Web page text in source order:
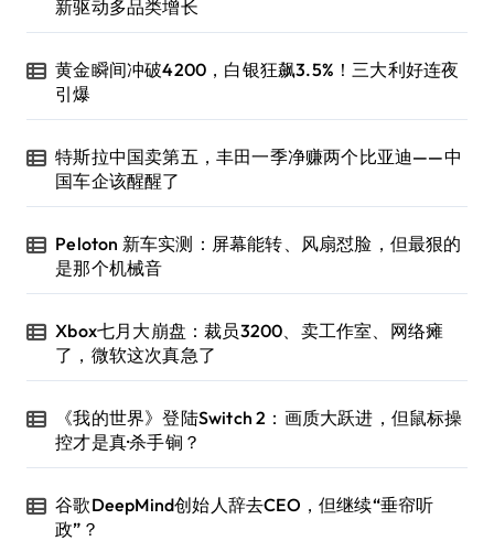
新驱动多品类增长
黄金瞬间冲破4200，白银狂飙3.5%！三大利好连夜
引爆
特斯拉中国卖第五，丰田一季净赚两个比亚迪——中
国车企该醒醒了
Peloton 新车实测：屏幕能转、风扇怼脸，但最狠的
是那个机械音
Xbox七月大崩盘：裁员3200、卖工作室、网络瘫
了，微软这次真急了
《我的世界》登陆Switch 2：画质大跃进，但鼠标操
控才是真·杀手锏？
谷歌DeepMind创始人辞去CEO，但继续“垂帘听
政”？